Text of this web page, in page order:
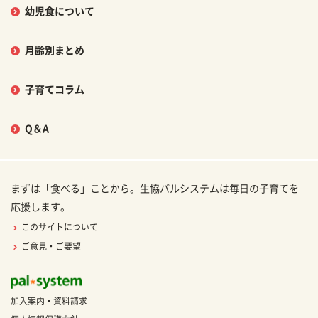
幼児食について
月齢別まとめ
子育てコラム
Q＆A
まずは「食べる」ことから。生協パルシステムは毎日の子育てを
応援します。
このサイトについて
ご意見・ご要望
加入案内・資料請求